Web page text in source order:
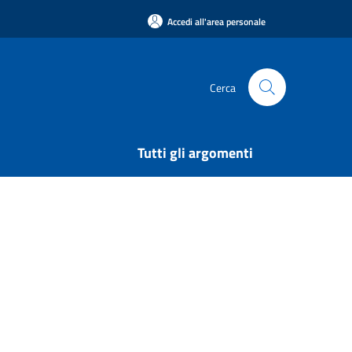
Accedi all'area personale
Cerca
Tutti gli argomenti